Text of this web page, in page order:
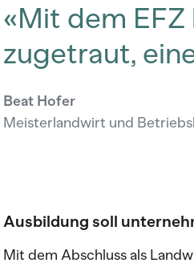
«Mit dem
zugetraut,
Beat Hofer
Meisterlandwirt und
Ausbildung soll
Mit dem Abschluss als